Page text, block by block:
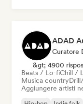
ADAD
Curatore
&gt; 4900
Beats / Lo-fiChill /
Musica country
Aggiungere artisti